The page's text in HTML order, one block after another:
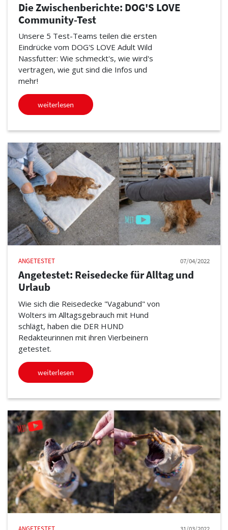
Die Zwischenberichte: DOG'S LOVE
Community-Test
Unsere 5 Test-Teams teilen die ersten
Eindrücke vom DOG'S LOVE Adult Wild
Nassfutter: Wie schmeckt's, wie wird's
vertragen, wie gut sind die Infos und
mehr!
weiterlesen
ANGETESTET 07/04/2022
Angetestet: Reisedecke für Alltag und
Urlaub
Wie sich die Reisedecke "Vagabund" von
Wolters im Alltagsgebrauch mit Hund
schlägt, haben die DER HUND
Redakteurinnen mit ihren Vierbeinern
getestet.
weiterlesen